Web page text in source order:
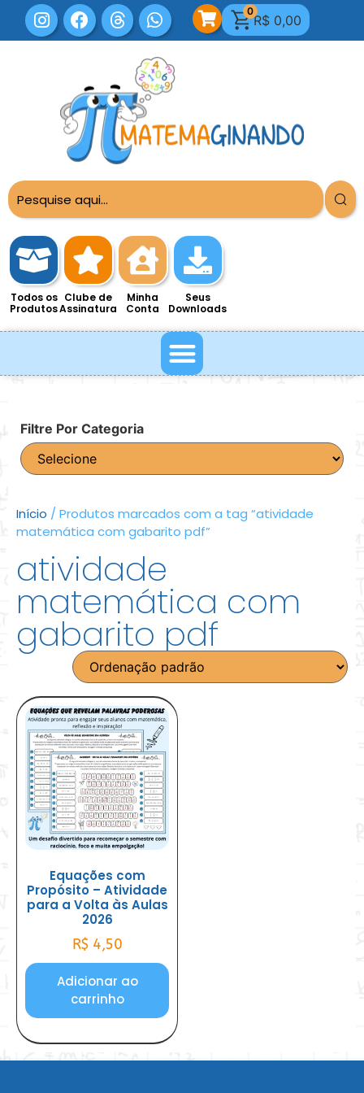
0
R$ 0,00
Todos os
Produtos
Clube de
Assinatura
Minha
Conta
Seus
Downloads
Filtre Por Categoria
Início / Produtos marcados com a tag “atividade
matemática com gabarito pdf”
atividade
matemática com
gabarito pdf
Equações com
Propósito – Atividade
para a Volta às Aulas
2026
R$ 4,50
Adicionar ao
carrinho